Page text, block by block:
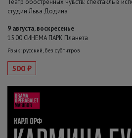
Театр обострённых чувств: спектакль в
студии Льва Додина
9 августа, воскресенье
15:00 СИНЕМА ПАРК Планета
Язык: русский, без субтитров
500 ₽